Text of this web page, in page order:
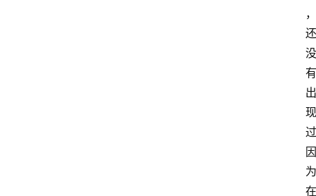
，
还
没
有
出
现
过
因
为
在